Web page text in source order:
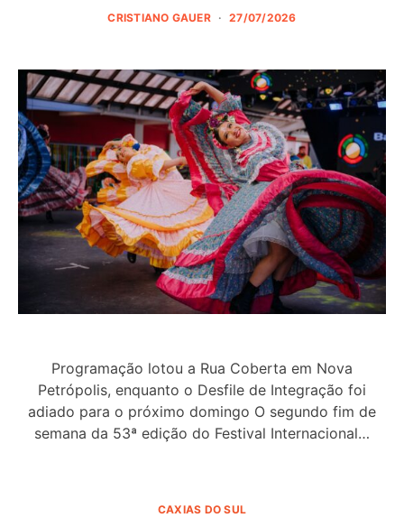
CRISTIANO GAUER 27/07/2026
Programação lotou a Rua Coberta em Nova
Petrópolis, enquanto o Desfile de Integração foi
adiado para o próximo domingo O segundo fim de
semana da 53ª edição do Festival Internacional…
CAXIAS DO SUL